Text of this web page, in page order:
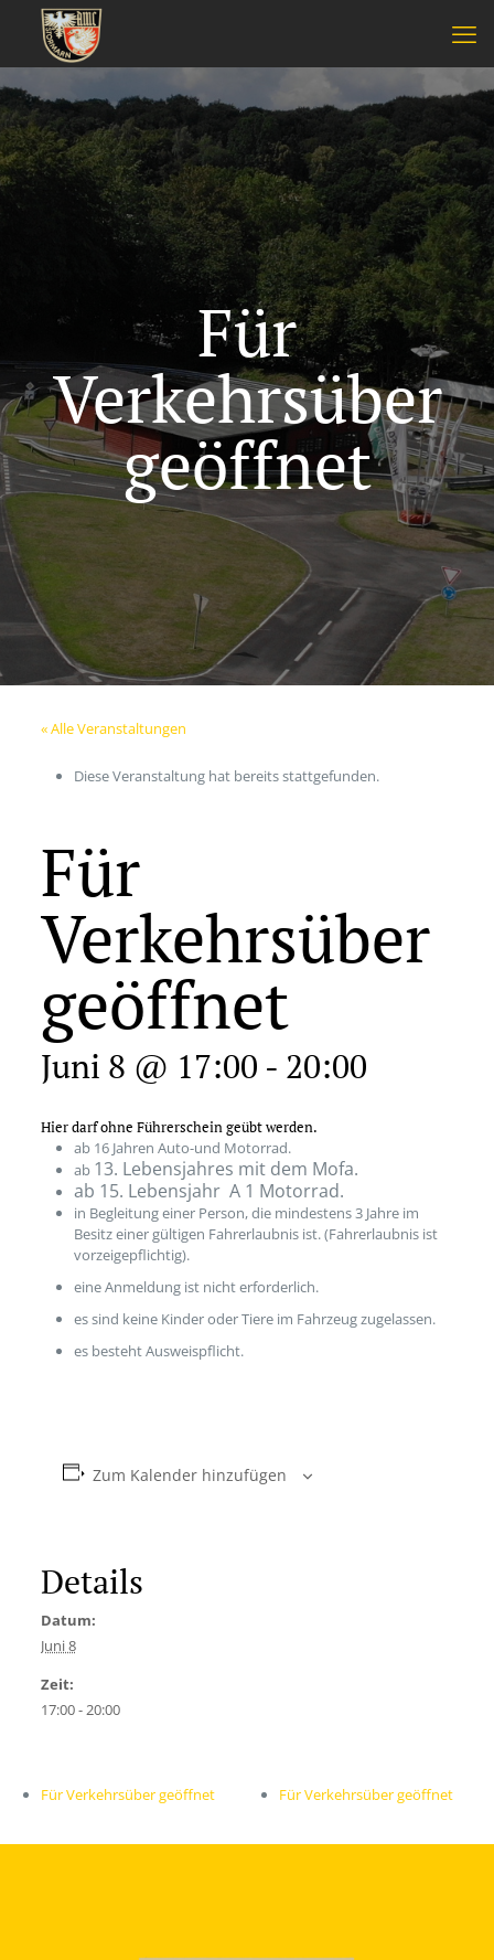
Für
Verkehrsüber
geöffnet
« Alle Veranstaltungen
Diese Veranstaltung hat bereits stattgefunden.
Für
Verkehrsüber
geöffnet
Juni 8 @ 17:00 - 20:00
Hier darf ohne Führerschein geübt werden.
ab 16 Jahren Auto-und Motorrad.
ab 13. Lebensjahres mit dem Mofa.
ab 15. Lebensjahr A 1 Motorrad.
in Begleitung einer Person, die mindestens 3 Jahre im
Besitz einer gültigen Fahrerlaubnis ist. (Fahrerlaubnis ist
vorzeigepflichtig).
eine Anmeldung ist nicht erforderlich.
es sind keine Kinder oder Tiere im Fahrzeug zugelassen.
es besteht Ausweispflicht.
Zum Kalender hinzufügen
Details
Datum:
Juni 8
Zeit:
17:00 - 20:00
Für Verkehrsüber geöffnet Für Verkehrsüber geöffnet